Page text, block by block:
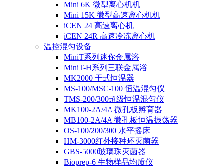
Mini 6K 微型离心机机
Mini 15K 微型高速离心机机
iCEN 24 高速离心机
iCEN 24R 高速冷冻离心机
温控混匀设备
MiniT系列迷你金属浴
MiniT-H系列三联金属浴
MK2000 干式恒温器
MS-100/MSC-100 恒温混匀仪
TMS-200/300超级恒温混匀仪
MK100-2A/4A 微孔板孵育器
MB100-2A/4A 微孔板恒温振荡器
OS-100/200/300 水平摇床
HM-3000红外接种环灭菌器
GBS-5000玻璃珠灭菌器
Bioprep-6 生物样品均质仪